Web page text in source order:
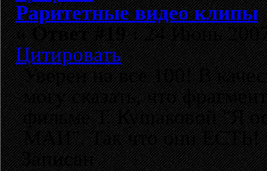
Раритетные видео клипы
«Ответ #19 :24 Июнь
Цитировать
Уверен на все 100! В
могу сказать, что
фильме Т. Кушаковой "Я
МАИ". Так что они ЕСТЬ!
Записан